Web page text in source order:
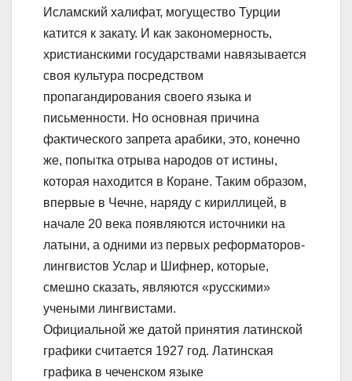
Исламский халифат, могущество Турции
катится к закату. И как закономерность,
христианскими государствами навязывается
своя культура посредством
пропагандирования своего языка и
письменности. Но основная причина
фактического запрета арабики, это, конечно
же, попытка отрыва народов от истины,
которая находится в Коране. Таким образом,
впервые в Чечне, наряду с кириллицей, в
начале 20 века появляются источники на
латыни, а одними из первых реформаторов-
лингвистов Услар и Шифнер, которые,
смешно сказать, являются «русскими»
учеными лингвистами.
Официальной же датой принятия латинской
графики считается 1927 год. Латинская
графика в чеченском языке